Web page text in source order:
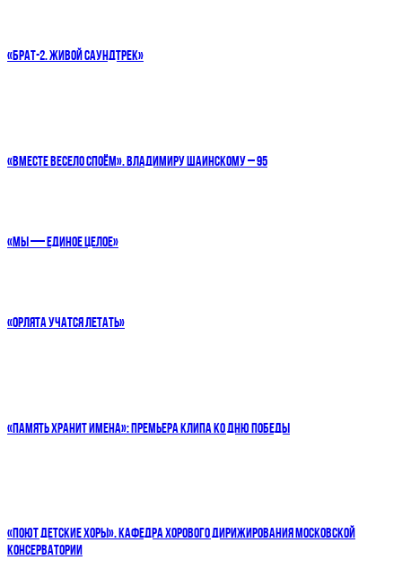
«БРАТ-2. ЖИВОЙ САУНДТРЕК»
«ВМЕСТЕ ВЕСЕЛО СПОЁМ». ВЛАДИМИРУ ШАИНСКОМУ – 95
«МЫ — ЕДИНОЕ ЦЕЛОЕ»
«ОРЛЯТА УЧАТСЯ ЛЕТАТЬ»
«ПАМЯТЬ ХРАНИТ ИМЕНА»: ПРЕМЬЕРА КЛИПА КО ДНЮ ПОБЕДЫ
«ПОЮТ ДЕТСКИЕ ХОРЫ». КАФЕДРА ХОРОВОГО ДИРИЖИРОВАНИЯ МОСКОВСКОЙ
КОНСЕРВАТОРИИ